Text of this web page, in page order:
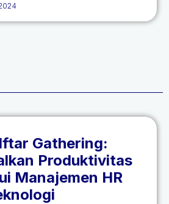
Gathering:
Produktivitas
Manajemen HR